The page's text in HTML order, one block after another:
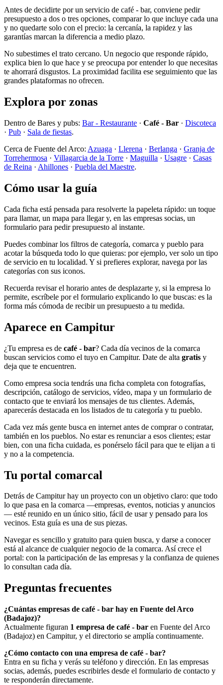
Antes de decidirte por un servicio de café - bar, conviene pedir
presupuesto a dos o tres opciones, comparar lo que incluye cada una
y no quedarte solo con el precio: la cercanía, la rapidez y las
garantías marcan la diferencia a medio plazo.
No subestimes el trato cercano. Un negocio que responde rápido,
explica bien lo que hace y se preocupa por entender lo que necesitas
te ahorrará disgustos. La proximidad facilita ese seguimiento que las
grandes plataformas no ofrecen.
Explora por zonas
Dentro de Bares y pubs: Bar - Restaurante · Café - Bar · Discoteca
· Pub · Sala de fiestas.
Cerca de Fuente del Arco: Azuaga · Llerena · Berlanga · Granja de
Torrehermosa · Villagarcia de la Torre · Maguilla · Usagre · Casas
de Reina · Ahillones · Puebla del Maestre.
Cómo usar la guía
Cada ficha está pensada para resolverte la papeleta rápido: un toque
para llamar, un mapa para llegar y, en las empresas socias, un
formulario para pedir presupuesto al instante.
Puedes combinar los filtros de categoría, comarca y pueblo para
acotar la búsqueda todo lo que quieras: por ejemplo, ver solo un tipo
de servicio en tu localidad. Y si prefieres explorar, navega por las
categorías con sus iconos.
Recuerda revisar el horario antes de desplazarte y, si la empresa lo
permite, escríbele por el formulario explicando lo que buscas: es la
forma más cómoda de recibir un presupuesto a tu medida.
Aparece en Campitur
¿Tu empresa es de café - bar? Cada día vecinos de la comarca
buscan servicios como el tuyo en Campitur. Date de alta gratis y
deja que te encuentren.
Como empresa socia tendrás una ficha completa con fotografías,
descripción, catálogo de servicios, vídeo, mapa y un formulario de
contacto que te enviará los mensajes de tus clientes. Además,
aparecerás destacada en los listados de tu categoría y tu pueblo.
Cada vez más gente busca en internet antes de comprar o contratar,
también en los pueblos. No estar es renunciar a esos clientes; estar
bien, con una ficha cuidada, es ponérselo fácil para que te elijan a ti
y no a la competencia.
Tu portal comarcal
Detrás de Campitur hay un proyecto con un objetivo claro: que todo
lo que pasa en la comarca —empresas, eventos, noticias y anuncios
— esté reunido en un único sitio, fácil de usar y pensado para los
vecinos. Esta guía es una de sus piezas.
Navegar es sencillo y gratuito para quien busca, y darse a conocer
está al alcance de cualquier negocio de la comarca. Así crece el
portal: con la participación de las empresas y la confianza de quienes
lo consultan cada día.
Preguntas frecuentes
¿Cuántas empresas de café - bar hay en Fuente del Arco
(Badajoz)?
Actualmente figuran 1 empresa de café - bar en Fuente del Arco
(Badajoz) en Campitur, y el directorio se amplía continuamente.
¿Cómo contacto con una empresa de café - bar?
Entra en su ficha y verás su teléfono y dirección. En las empresas
socias, además, puedes escribirles desde el formulario de contacto y
te responderán directamente.